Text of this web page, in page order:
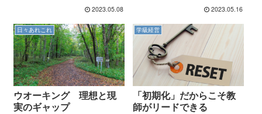
2023.05.08 2023.05.16
日々あれこれ
ウオーキング 理想と現
実のギャップ
学級経営
「初期化」だからこそ教
師がリードできる